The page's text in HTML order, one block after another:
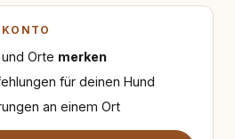
Orte merken
für deinen Hund
an einem Ort